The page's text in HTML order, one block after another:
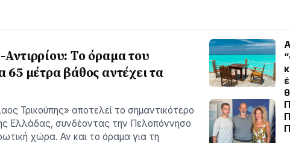
Το όραμα του
65 μέτρα βάθος αντέχει τα
Τρικούπης» αποτελεί το σημαντικότερο
Ελλάδας, συνδέοντας την Πελοπόννησο
χώρα. Αν και το όραμα για τη